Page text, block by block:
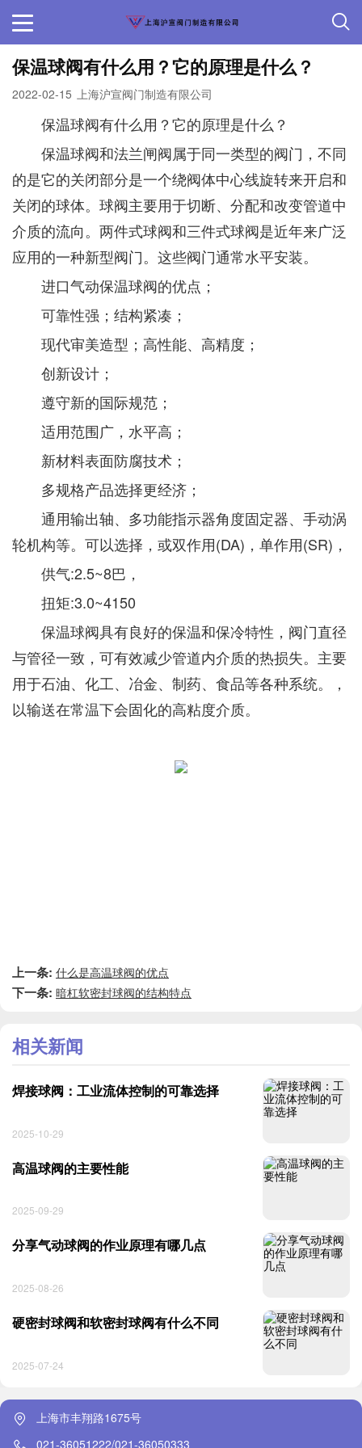
保温球阀有什么用？它的原理是什么？
2022-02-15 上海沪宣阀门制造有限公司
保温球阀有什么用？它的原理是什么？
保温球阀和法兰闸阀属于同一类型的阀门，不同
的是它的关闭部分是一个绕阀体中心线旋转来开启和
关闭的球体。球阀主要用于切断、分配和改变管道中
介质的流向。两件式球阀和三件式球阀是近年来广泛
应用的一种新型阀门。这些阀门通常水平安装。
进口气动保温球阀的优点；
可靠性强；结构紧凑；
现代审美造型；高性能、高精度；
创新设计；
遵守新的国际规范；
适用范围广，水平高；
新材料表面防腐技术；
多规格产品选择更经济；
通用输出轴、多功能指示器角度固定器、手动涡
轮机构等。可以选择，或双作用(DA)，单作用(SR)，
供气:2.5~8巴，
扭矩:3.0~4150
保温球阀具有良好的保温和保冷特性，阀门直径
与管径一致，可有效减少管道内介质的热损失。主要
用于石油、化工、冶金、制药、食品等各种系统。，
以输送在常温下会固化的高粘度介质。
上一条: 什么是高温球阀的优点
下一条: 暗杠软密封球阀的结构特点
相关新闻
焊接球阀：工业流体控制的可靠选择
2025-10-29
高温球阀的主要性能
2025-09-29
分享气动球阀的作业原理有哪几点
2025-08-26
硬密封球阀和软密封球阀有什么不同
2025-07-24
上海市丰翔路1675号
021-36051222/021-36050333